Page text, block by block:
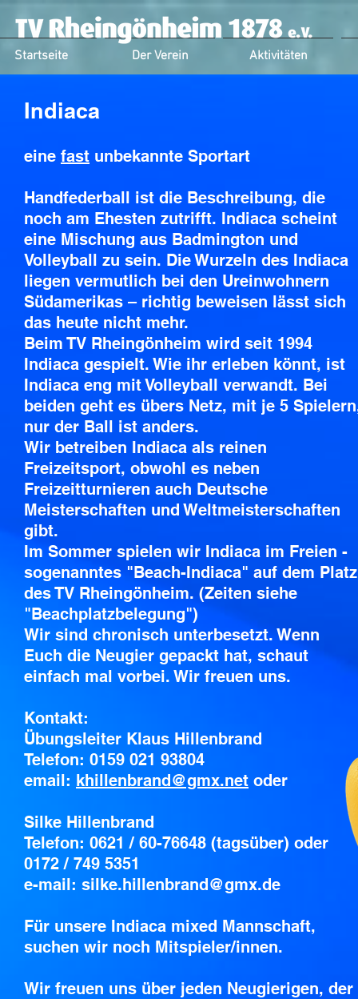
Startseite Der Verein Aktivitäten
Indiaca
eine fast unbekannte Sportart
Handfederball ist die Beschreibung, die
noch am Ehesten zutrifft. Indiaca scheint
eine Mischung aus Badmington und
Volleyball zu sein. Die Wurzeln des Indiaca
liegen vermutlich bei den Ureinwohnern
Südamerikas – richtig beweisen lässt sich
das heute nicht mehr.
Beim TV Rheingönheim wird seit 1994
Indiaca gespielt. Wie ihr erleben könnt, ist
Indiaca eng mit Volleyball verwandt. Bei
beiden geht es übers Netz, mit je 5
nur der Ball ist anders.
Wir betreiben Indiaca als reinen
Freizeitsport, obwohl es neben
Freizeitturnieren auch Deutsche
Meisterschaften und Weltmeisterschaften
gibt.
Im Sommer spielen wir Indiaca im Freien -
sogenanntes "Beach-Indiaca" auf dem Platz
des TV Rheingönheim. (Zeiten siehe
"Beachplatzbelegung")
Wir sind chronisch unterbesetzt. Wenn
Euch die Neugier gepackt hat, schaut
einfach mal vorbei. Wir freuen uns.
Kontakt:
Übungsleiter Klaus Hillenbrand
Telefon: 0159 021 93804
email: khillenbrand@gmx.net oder
Silke Hillenbrand
Telefon: 0621 / 60-76648 (tagsüber) oder
0172 / 749 5351
e-mail: silke.hillenbrand@gmx.de
Für unsere Indiaca mixed Mannschaft,
suchen wir noch Mitspieler/innen.
Wir freuen uns über jeden Neugierigen, der